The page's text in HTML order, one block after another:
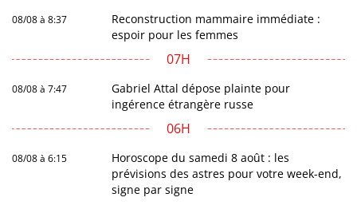
08/08 à 8:37
Reconstruction mammaire immédiate :
espoir pour les femmes
07H
08/08 à 7:47
Gabriel Attal dépose plainte pour
ingérence étrangère russe
06H
08/08 à 6:15
Horoscope du samedi 8 août : les
prévisions des astres pour votre week-end,
signe par signe